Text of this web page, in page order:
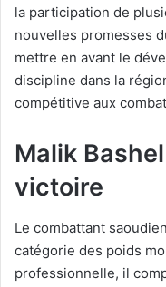
la participation de
nouvelles promesses
mettre en avant le
discipline dans la
compétitive aux
Malik
victoire
Le combattant saoudien
catégorie des poids
professionnelle, il